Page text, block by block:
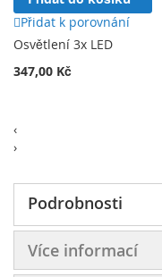
Přidat k porovnání
Osvětlení 3x LED
347,00 Kč
‹
›
Podrobnosti
Více informací